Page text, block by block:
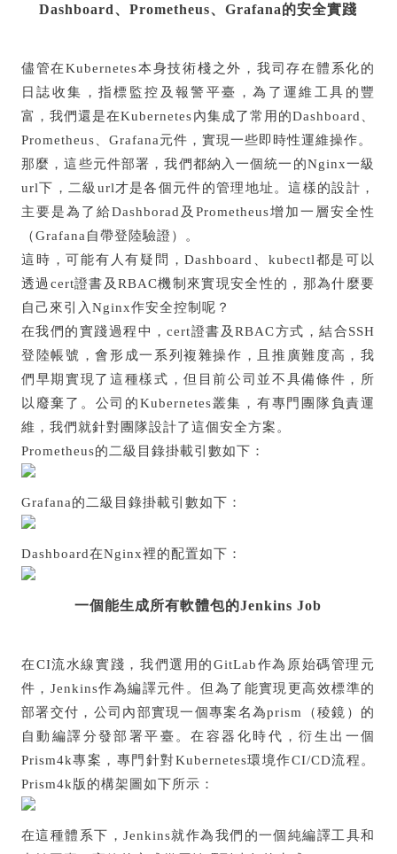
Dashboard、Prometheus、Grafana的安全實踐
儘管在Kubernetes本身技術棧之外，我司存在體系化的
日誌收集，指標監控及報警平臺，為了運維工具的豐
富，我們還是在Kubernetes內集成了常用的Dashboard、
Prometheus、Grafana元件，實現一些即時性運維操作。
那麼，這些元件部署，我們都納入一個統一的Nginx一級
url下，二級url才是各個元件的管理地址。這樣的設計，
主要是為了給Dashborad及Prometheus增加一層安全性
（Grafana自帶登陸驗證）。
這時，可能有人有疑問，Dashboard、kubectl都是可以
透過cert證書及RBAC機制來實現安全性的，那為什麼要
自己來引入Nginx作安全控制呢？
在我們的實踐過程中，cert證書及RBAC方式，結合SSH
登陸帳號，會形成一系列複雜操作，且推廣難度高，我
們早期實現了這種樣式，但目前公司並不具備條件，所
以廢棄了。公司的Kubernetes叢集，有專門團隊負責運
維，我們就針對團隊設計了這個安全方案。
Prometheus的二級目錄掛載引數如下：
Grafana的二級目錄掛載引數如下：
Dashboard在Nginx裡的配置如下：
一個能生成所有軟體包的Jenkins Job
在CI流水線實踐，我們選用的GitLab作為原始碼管理元
件，Jenkins作為編譯元件。但為了能實現更高效標準的
部署交付，公司內部實現一個專案名為prism（稜鏡）的
自動編譯分發部署平臺。在容器化時代，衍生出一個
Prism4k專案，專門針對Kubernetes環境作CI/CD流程。
Prism4k版的構架圖如下所示：
在這種體系下，Jenkins就作為我們的一個純編譯工具和